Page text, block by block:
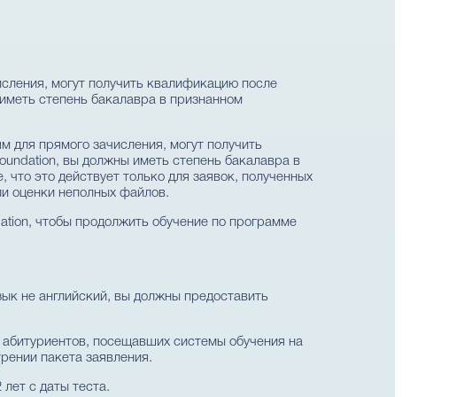
могут получить квалификацию после
степень бакалавра в признанном
для прямого зачисления, могут получить
вы должны иметь степень бакалавра в
это действует только для заявок, полученных
оценки неполных файлов.
чтобы продолжить обучение по программе
не английский, вы должны предоставить
посещавших системы обучения на
пакета заявления.
с даты теста.